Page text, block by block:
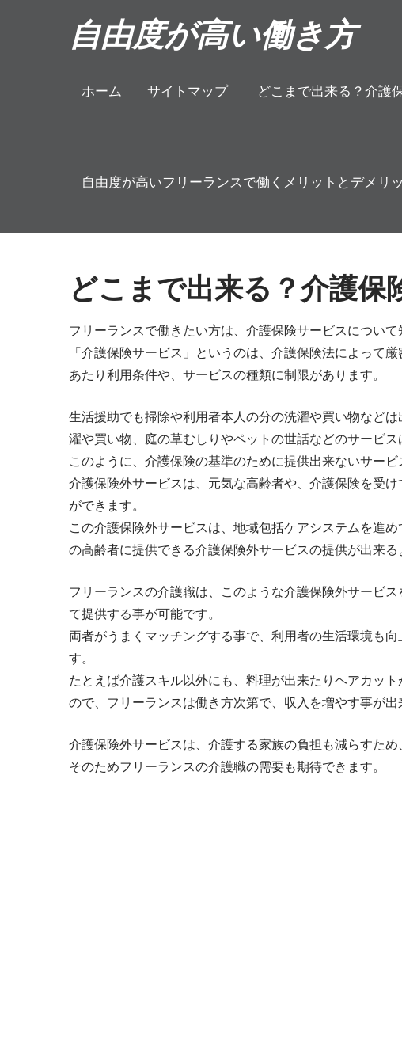
自由度が高い働き方
ホーム サイトマップ どこまで出来る？介護
自由度が高いフリーランスで働くメリットとデメリ
どこまで出来る？介護保
フリーランスで働きたい方は、介護保険サービスについて
「介護保険サービス」というのは、介護保険法によって
あたり利用条件や、サービスの種類に制限があります。
生活援助でも掃除や利用者本人の分の洗濯や買い物など
濯や買い物、庭の草むしりやペットの世話などのサービス
このように、介護保険の基準のために提供出来ないサー
介護保険外サービスは、元気な高齢者や、介護保険を受
ができます。
この介護保険外サービスは、地域包括ケアシステムを進
の高齢者に提供できる介護保険外サービスの提供が出来る
フリーランスの介護職は、このような介護保険外サービ
て提供する事が可能です。
両者がうまくマッチングする事で、利用者の生活環境も
す。
たとえば介護スキル以外にも、料理が出来たりヘアカッ
ので、フリーランスは働き方次第で、収入を増やす事が出
介護保険外サービスは、介護する家族の負担も減らすた
そのためフリーランスの介護職の需要も期待できます。